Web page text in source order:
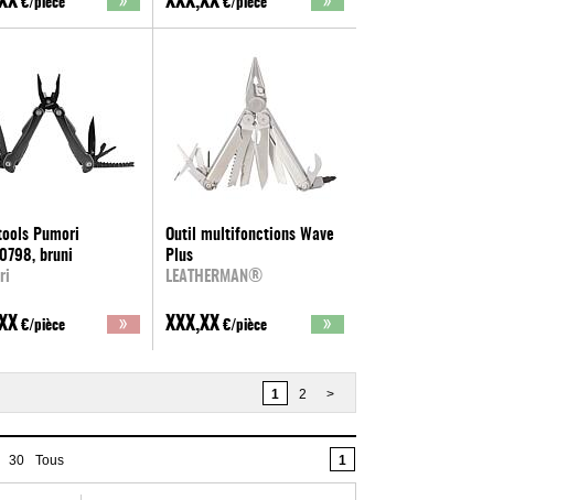
€/pièce €/pièce
Pumori
bruni
€/pièce
Outil multifonctions Wave
Plus
LEATHERMAN®
XXX,XX €/pièce
1 2 >
30 Tous 1